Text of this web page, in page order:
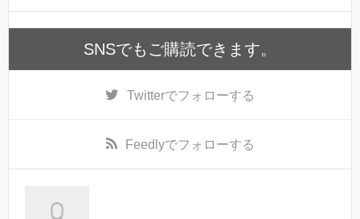
SNSでもご購読できます。
Twitterでフォローする
Feedlyでフォローする